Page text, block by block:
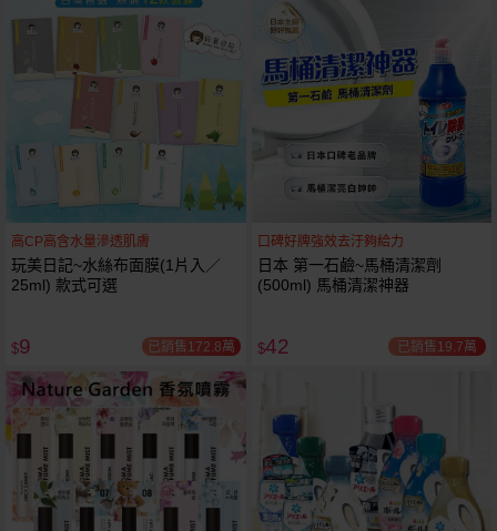
高CP高含水量滲透肌膚
玩美日記~水絲布面膜(1片入／
25ml) 款式可選
$9 已銷售172.8萬
口碑好牌強效去汙夠給力
日本 第一石鹼~馬桶清潔劑
(500ml) 馬桶清潔神器
$42 已銷售19.7萬